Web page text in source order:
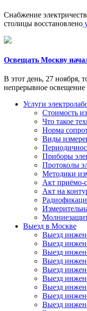
Снабжение
столицы восстановлено
Освещать Москву
В этот день, 27 ноября,
непрерывное
Услуги
Стоимость
Что такое
Норма
Виды
Приборы
Протоколы
Методики
Акт приёмо-
Акт на
Выезд в Москве
Выезд
Выезд
Выезд
Выезд
Выезд
Выезд
Выезд
Выезд
Выезд